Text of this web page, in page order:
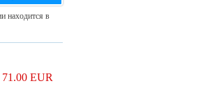
находится в
EUR